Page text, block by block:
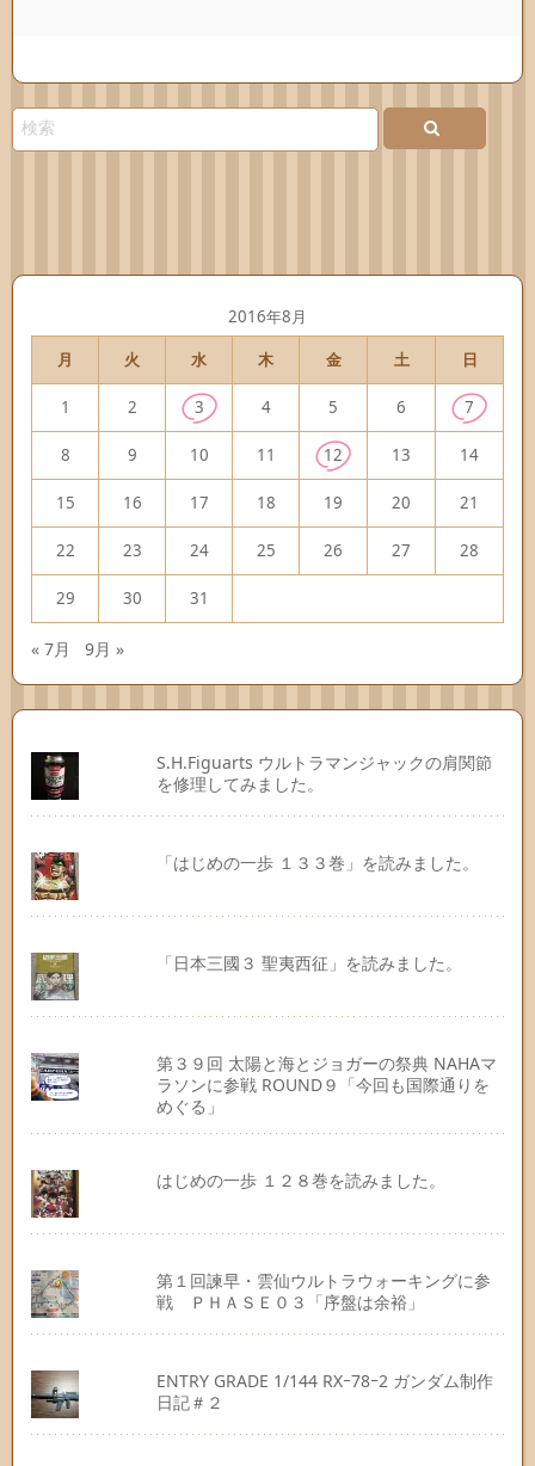
2016年8月
月
火 水 木 金 土 日
1 2 3 4 5 6 7
8 9 10 11 12 13 14
15 16 17 18 19 20 21
22 23 24 25 26 27 28
29 30 31
« 7月 9月 »
S.H.Figuarts ウルトラマンジャックの肩関節
を修理してみました。
「はじめの一歩 １３３巻」を読みました。
「日本三國３ 聖夷西征」を読みました。
第３９回 太陽と海とジョガーの祭典 NAHAマ
ラソンに参戦 ROUND９「今回も国際通りを
めぐる」
はじめの一歩 １２８巻を読みました。
第１回諫早・雲仙ウルトラウォーキングに参
戦 ＰＨＡＳＥ０３「序盤は余裕」
ENTRY GRADE 1/144 RXｰ78ｰ2 ガンダム制作
日記＃２